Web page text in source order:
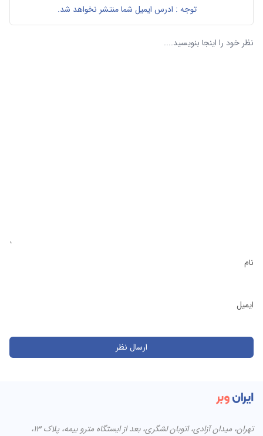
توجه : ادرس ایمیل شما منتشر نخواهد شد.
نام
ایمیل
تهران، میدان آزادی، اتوبان لشگری، بعد از ایستگاه مترو بیمه، پلاک ۱۳،